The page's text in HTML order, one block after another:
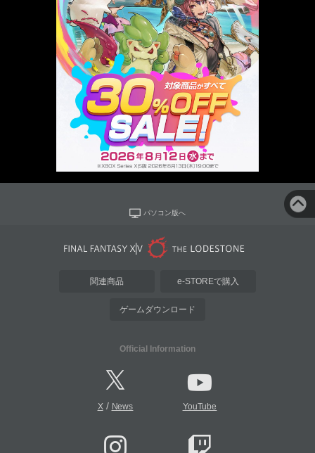
パソコン版へ
関連商品 e-STOREで購入
ゲームダウンロード
Official Information
X/ News YouTube